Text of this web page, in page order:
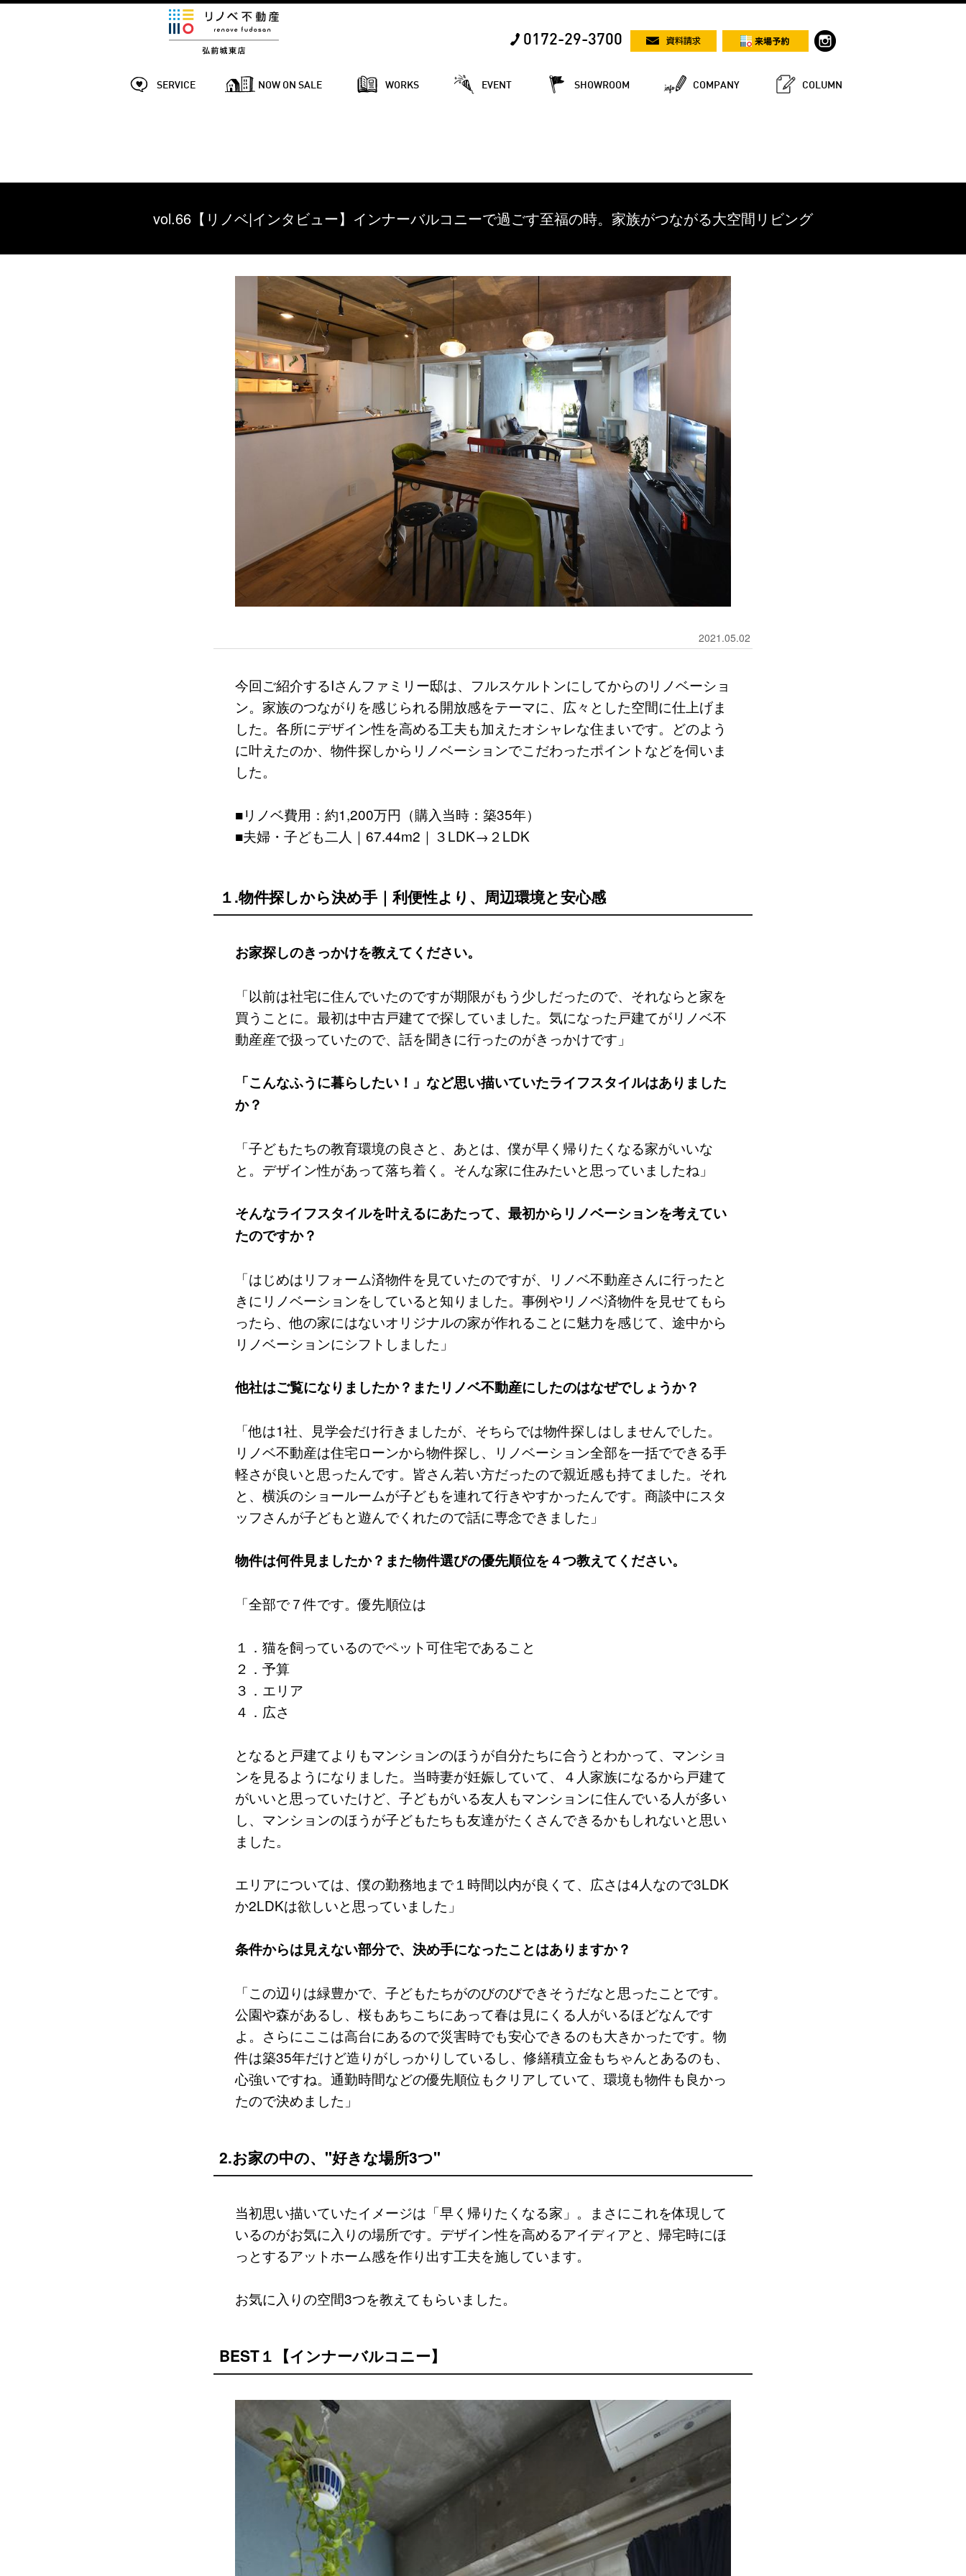
0172-29-3700
SERVICE NOW ON SALE WORKS EVENT SHOWROOM COMPANY COLUMN
vol.66【リノベ|インタビュー】インナーバルコニーで過ごす至福の時。家族がつながる大空間リビング
2021.05.02
今回ご紹介するIさんファミリー邸は、フルスケルトンにしてからのリノベーショ
ン。家族のつながりを感じられる開放感をテーマに、広々とした空間に仕上げま
した。各所にデザイン性を高める工夫も加えたオシャレな住まいです。どのよう
に叶えたのか、物件探しからリノベーションでこだわったポイントなどを伺いま
した。
■リノベ費用：約1,200万円（購入当時：築35年）
■夫婦・子ども二人｜67.44m2｜３LDK→２LDK
１.物件探しから決め手｜利便性より、周辺環境と安心感
お家探しのきっかけを教えてください。
「以前は社宅に住んでいたのですが期限がもう少しだったので、それならと家を
買うことに。最初は中古戸建てで探していました。気になった戸建てがリノベ不
動産産で扱っていたので、話を聞きに行ったのがきっかけです」
「こんなふうに暮らしたい！」など思い描いていたライフスタイルはありました
か？
「子どもたちの教育環境の良さと、あとは、僕が早く帰りたくなる家がいいな
と。デザイン性があって落ち着く。そんな家に住みたいと思っていましたね」
そんなライフスタイルを叶えるにあたって、最初からリノベーションを考えてい
たのですか？
「はじめはリフォーム済物件を見ていたのですが、リノベ不動産さんに行ったと
きにリノベーションをしていると知りました。事例やリノベ済物件を見せてもら
ったら、他の家にはないオリジナルの家が作れることに魅力を感じて、途中から
リノベーションにシフトしました」
他社はご覧になりましたか？またリノベ不動産にしたのはなぜでしょうか？
「他は1社、見学会だけ行きましたが、そちらでは物件探しはしませんでした。
リノベ不動産は住宅ローンから物件探し、リノベーション全部を一括でできる手
軽さが良いと思ったんです。皆さん若い方だったので親近感も持てました。それ
と、横浜のショールームが子どもを連れて行きやすかったんです。商談中にスタ
ッフさんが子どもと遊んでくれたので話に専念できました」
物件は何件見ましたか？また物件選びの優先順位を４つ教えてください。
「全部で７件です。優先順位は
１．猫を飼っているのでペット可住宅であること
２．予算
３．エリア
４．広さ
となると戸建てよりもマンションのほうが自分たちに合うとわかって、マンショ
ンを見るようになりました。当時妻が妊娠していて、４人家族になるから戸建て
がいいと思っていたけど、子どもがいる友人もマンションに住んでいる人が多い
し、マンションのほうが子どもたちも友達がたくさんできるかもしれないと思い
ました。
エリアについては、僕の勤務地まで１時間以内が良くて、広さは4人なので3LDK
か2LDKは欲しいと思っていました」
条件からは見えない部分で、決め手になったことはありますか？
「この辺りは緑豊かで、子どもたちがのびのびできそうだなと思ったことです。
公園や森があるし、桜もあちこちにあって春は見にくる人がいるほどなんです
よ。さらにここは高台にあるので災害時でも安心できるのも大きかったです。物
件は築35年だけど造りがしっかりしているし、修繕積立金もちゃんとあるのも、
心強いですね。通勤時間などの優先順位もクリアしていて、環境も物件も良かっ
たので決めました」
2.お家の中の、"好きな場所3つ"
当初思い描いていたイメージは「早く帰りたくなる家」。まさにこれを体現して
いるのがお気に入りの場所です。デザイン性を高めるアイディアと、帰宅時にほ
っとするアットホーム感を作り出す工夫を施しています。
お気に入りの空間3つを教えてもらいました。
BEST１【インナーバルコニー】